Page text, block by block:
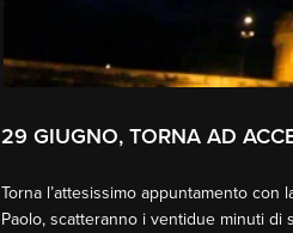
29 GIUGNO, TORNA AD
Torna l’attesissimo appuntamento con
Paolo, scatteranno i ventidue minuti di